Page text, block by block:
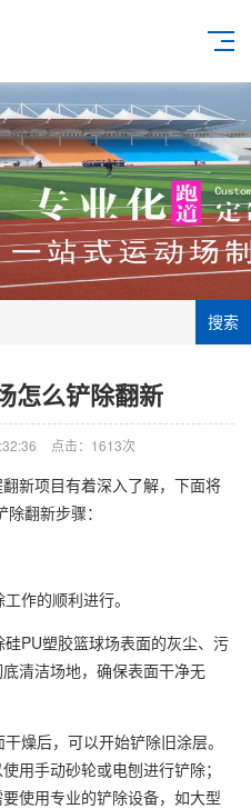
搜索
怎么铲除翻新
点击：1613次
新项目有着深入了解，下面将
除翻新步骤：
作的顺利进行。
PU塑胶篮球场表面的灰尘、污
清洁场地，确保表面干净无
后，可以开始铲除旧涂层。
用手动砂轮或电刨进行铲除；
使用专业的铲除设备，如大型